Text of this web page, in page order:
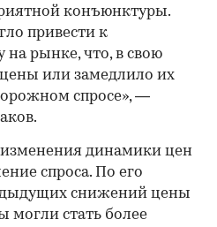
конъюнктуры.
привести к
рынке, что, в свою
или замедлило их
спросе», —
динамики цен
спроса. По его
снижений цены
могли стать более